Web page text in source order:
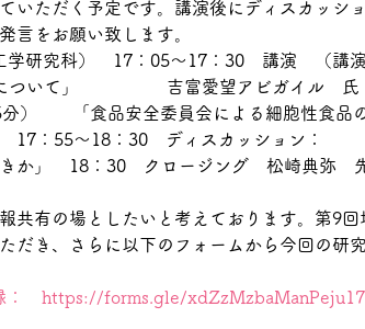
いただく予定です。講演後にディスカッシ
言をお願い致します。
研究科）　17：05～17：30　講演　（講
いて」　　　　　吉富愛望アビガイル　氏
）　　「食品安全委員会による細胞性食品
17：55～18：30　ディスカッション：　　
か」　18：30　クロージング　松崎典弥
共有の場としたいと考えております。第9回
だき、さらに以下のフォームから今回の研
https://forms.gle/xdZzMzbaManPeju17